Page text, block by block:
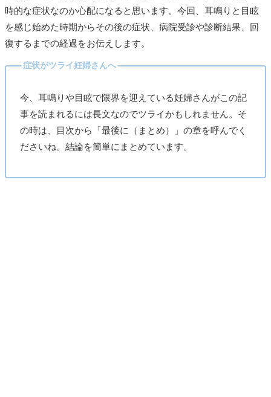
時的な症状なのか心配になると思います。今回、耳鳴りと目眩
を感じ始めた時期からその後の症状、病院受診や診断結果、回
復するまでの経過をお伝えします。
症状がツライ妊婦さんへ
今、耳鳴りや目眩で限界を迎えている妊婦さんがこの記
事を読まれるには長文なのでツライかもしれません。そ
の時は、目次から「最後に（まとめ）」の章を呼んでく
ださいね。結論を簡単にまとめています。